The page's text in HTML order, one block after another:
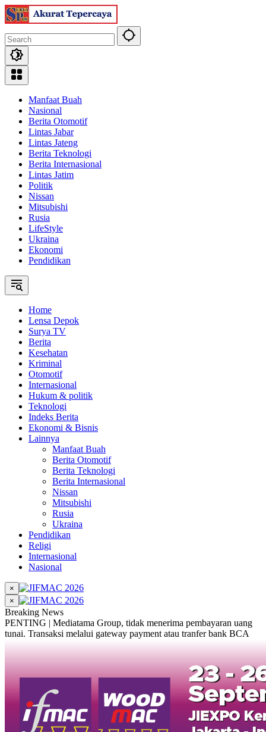
Skip
to
Manfaat Buah
Nasional
Berita Otomotif
Lintas Jabar
Lintas Jateng
Berita Teknologi
Berita Internasional
Lintas Jatim
Politik
Nissan
Mitsubishi
Rusia
LifeStyle
Ukraina
Ekonomi
Pendidikan
Home
Lensa Depok
Surya TV
Berita
Kesehatan
Kriminal
Otomotif
Internasional
Hukum & politik
Teknologi
Indeks Berita
Ekonomi & Bisnis
Lainnya
Manfaat Buah
Berita Otomotif
Berita Teknologi
Berita Internasional
Nissan
Mitsubishi
Rusia
Ukraina
Pendidikan
Religi
Internasional
Nasional
×
×
Breaking News
PENTING | Mediatama Group, tidak menerima pembayaran uang
tunai. Transaksi melalui gateway payment atau tranfer bank BCA